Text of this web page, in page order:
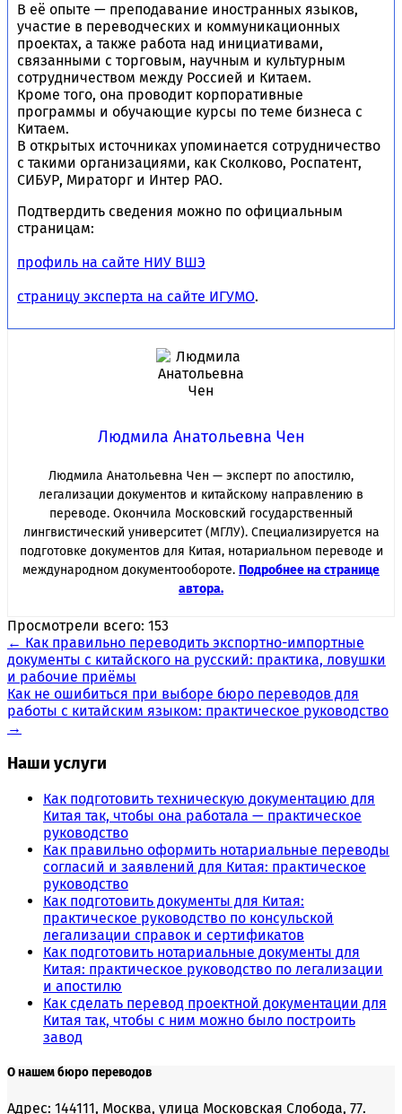
В её опыте — преподавание иностранных языков,
участие в переводческих и коммуникационных
проектах, а также работа над инициативами,
связанными с торговым, научным и культурным
сотрудничеством между Россией и Китаем.
Кроме того, она проводит корпоративные
программы и обучающие курсы по теме бизнеса с
Китаем.
В открытых источниках упоминается сотрудничество
с такими организациями, как Сколково, Роспатент,
СИБУР, Мираторг и Интер РАО.
Подтвердить сведения можно по официальным
страницам:
профиль на сайте НИУ ВШЭ
страницу эксперта на сайте ИГУМО.
Людмила Анатольевна Чен
Людмила Анатольевна Чен — эксперт по апостилю,
легализации документов и китайскому направлению в
переводе. Окончила Московский государственный
лингвистический университет (МГЛУ). Специализируется на
подготовке документов для Китая, нотариальном переводе и
международном документообороте. Подробнее на странице
автора.
Просмотрели всего: 153
Навигация
по
записям
← Как правильно переводить экспортно-импортные
документы с китайского на русский: практика, ловушки
и рабочие приёмы
Как не ошибиться при выборе бюро переводов для
работы с китайским языком: практическое руководство
→
Наши услуги
Как подготовить техническую документацию для
Китая так, чтобы она работала — практическое
руководство
Как правильно оформить нотариальные переводы
согласий и заявлений для Китая: практическое
руководство
Как подготовить документы для Китая:
практическое руководство по консульской
легализации справок и сертификатов
Как подготовить нотариальные документы для
Китая: практическое руководство по легализации
и апостилю
Как сделать перевод проектной документации для
Китая так, чтобы с ним можно было построить
завод
О нашем бюро переводов
Адрес: 144111, Москва, улица Московская Слобода, 77.